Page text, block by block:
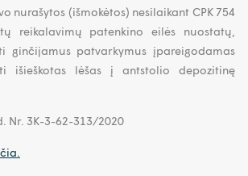
nurašytos (išmokėtos) nesilaikant CPK 754
reikalavimų patenkino eilės nuostatų,
ginčijamus patvarkymus įpareigodamas
išieškotas lėšas į antstolio depozitinę
Nr. 3K-3-62-313/2020
čia.